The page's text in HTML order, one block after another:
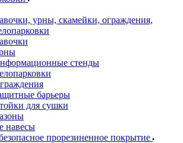
урны, скамейки, ограждения,
стенды
барьеры
для сушки
навесы
прорезиненное покрытие